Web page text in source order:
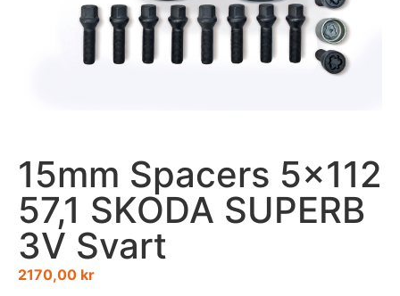
15mm Spacers 5×112
57,1 SKODA SUPERB
3V Svart
2170,00 kr